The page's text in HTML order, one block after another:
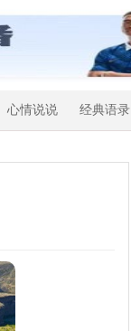
心情说说 经典语录